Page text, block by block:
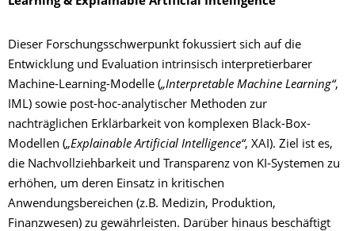
Dieser Forschungsschwerpunkt fokussiert sich auf die
Entwicklung und Evaluation intrinsisch interpretierbarer
Machine-Learning-Modelle („Interpretable Machine Learning“,
IML) sowie post-hoc-analytischer Methoden zur
nachträglichen Erklärbarkeit von komplexen Black-Box-
Modellen („Explainable Artificial Intelligence“, XAI). Ziel ist es,
die Nachvollziehbarkeit und Transparenz von KI-Systemen zu
erhöhen, um deren Einsatz in kritischen
Anwendungsbereichen (z.B. Medizin, Produktion,
Finanzwesen) zu gewährleisten. Darüber hinaus beschäftigt